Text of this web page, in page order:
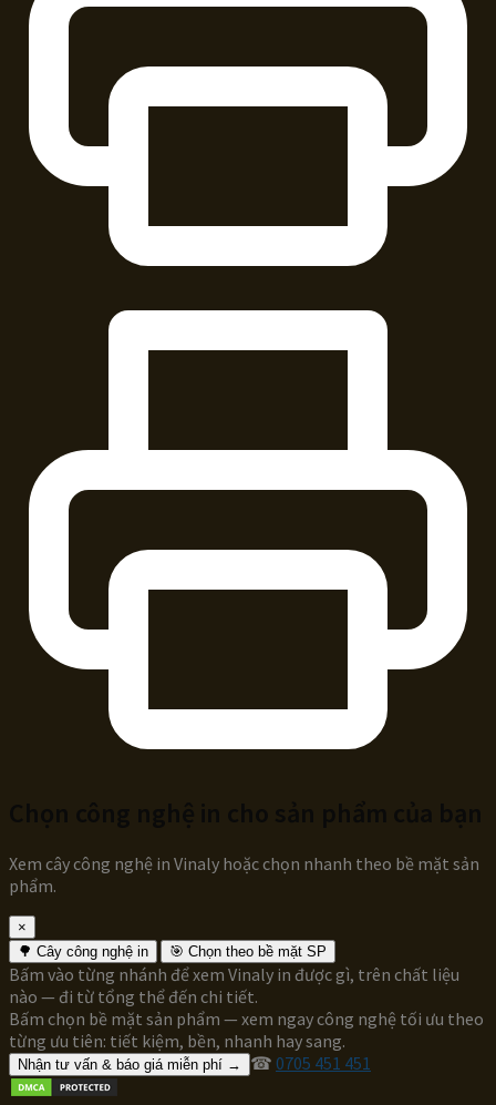
Xem cây công nghệ in Vinaly hoặc chọn nhanh theo bề mặt sản
phẩm.
×
🌳 Cây công nghệ in
🎯 Chọn theo bề mặt SP
Bấm vào từng nhánh để xem Vinaly in được gì, trên chất liệu
nào — đi từ tổng thể đến chi tiết.
Bấm chọn bề mặt sản phẩm — xem ngay công nghệ tối ưu theo
từng ưu tiên: tiết kiệm, bền, nhanh hay sang.
Nhận tư vấn & báo giá miễn phí → ☎ 0705 451 451